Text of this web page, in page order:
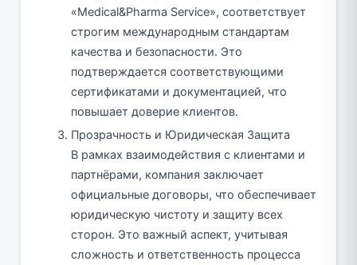
«Medical&Pharma Service», соответствует
строгим международным стандартам
качества и безопасности. Это
подтверждается соответствующими
сертификатами и документацией, что
повышает доверие клиентов.
Прозрачность и Юридическая Защита
В рамках взаимодействия с клиентами и
партнёрами, компания заключает
официальные договоры, что обеспечивает
юридическую чистоту и защиту всех
сторон. Это важный аспект, учитывая
сложность и ответственность процесса